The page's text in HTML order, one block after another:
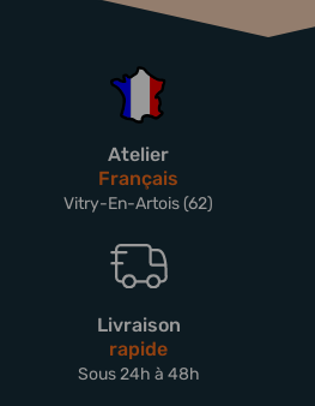
Atelier
Français
Vitry-En-Artois (62)
Livraison
rapide
Sous 24h à 48h